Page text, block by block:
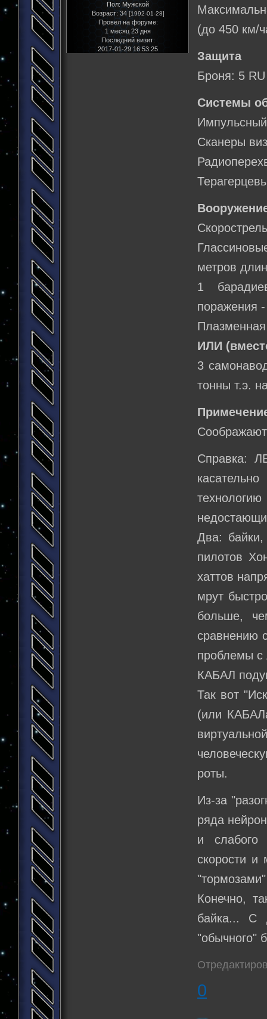
Пол: Мужской
Возраст: 34 [1992-01-28]
Провел на форуме:
1 месяц 23 дня
Последний визит:
2017-01-29 16:53:25
(до 450 км/
Защита
Броня: 5 RU
Системы
Сканеры
метров
1
поражения
ИЛИ
3
тонны т.э.
Справка:
Два: байки,
пилотов
хаттов
мрут
больше,
сравнению
проблемы с
КАБАЛ
Так вот
(или
роты.
Из-за
ряда
и слабого
скорости и
Конечно,
байка... С
"обычного"
0